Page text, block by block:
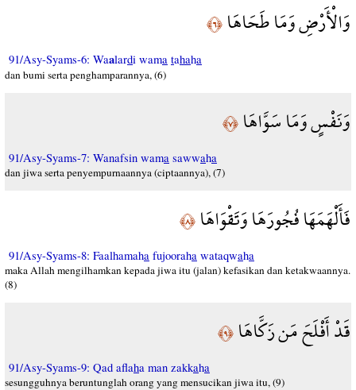
وَالْأَرْضِ وَمَا طَحَاهَا﴿٦﴾
91/Asy-Syams-6: Waalardi wama tahaha
dan bumi serta penghamparannya, (6)
وَنَفْسٍ وَمَا سَوَّاهَا﴿٧﴾
91/Asy-Syams-7: Wanafsin wama sawwaha
dan jiwa serta penyempurnaannya (ciptaannya), (7)
فَأَلْهَمَهَا فُجُورَهَا وَتَقْوَاهَا﴿٨﴾
91/Asy-Syams-8: Faalhamaha fujooraha wataqwaha
maka Allah mengilhamkan kepada jiwa itu (jalan) kefasikan dan ketakwaannya.
(8)
قَدْ أَفْلَحَ مَن زَكَّاهَا﴿٩﴾
91/Asy-Syams-9: Qad aflaha man zakkaha
sesungguhnya beruntunglah orang yang mensucikan jiwa itu, (9)